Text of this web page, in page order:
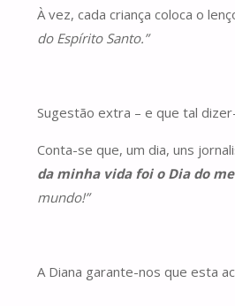
À vez, cada criança coloca o
do Espírito Santo.”
Sugestão extra – e que tal
Conta-se que, um dia, uns
da minha vida foi o Dia do
mundo!”
A Diana garante-nos que esta